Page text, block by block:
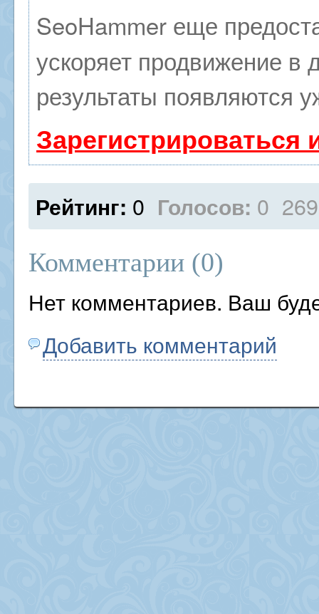
SeoHammer еще
ускоряет продвижение в
результаты появляются
Рейтинг: 0 Голосов: 0
Комментарии (0)
Нет комментариев. Ваш
Добавить комментарий